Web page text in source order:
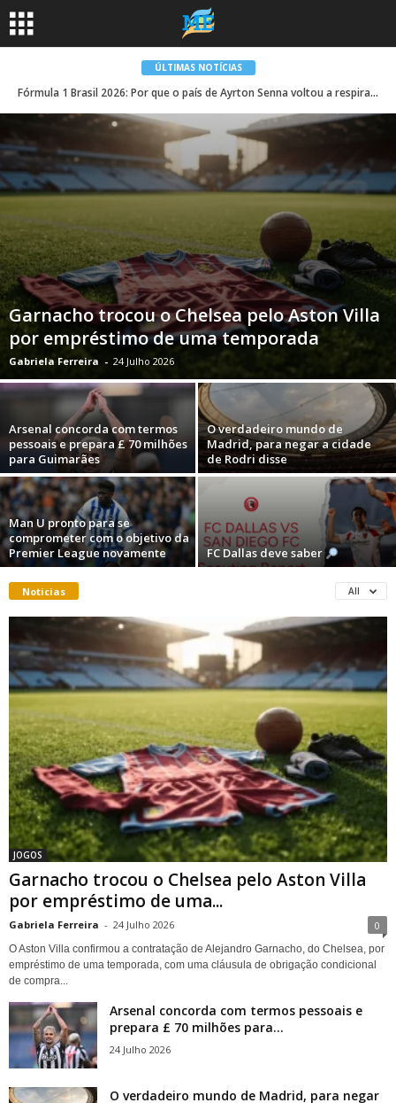
ÚLTIMAS NOTÍCIAS
Fórmula 1 Brasil 2026: Por que o país de Ayrton Senna voltou a respirar velocidade
Garnacho trocou o Chelsea pelo Aston Villa
por empréstimo de uma temporada
Gabriela Ferreira - 24 Julho 2026
Arsenal concorda com termos
pessoais e prepara £ 70 milhões
para Guimarães
O verdadeiro mundo de
Madrid, para negar a cidade
de Rodri disse
Man U pronto para se
comprometer com o objetivo da
Premier League novamente
FC Dallas deve saber
Noticias All
JOGOS
Garnacho trocou o Chelsea pelo Aston Villa
por empréstimo de uma...
Gabriela Ferreira - 24 Julho 2026 0
O Aston Villa confirmou a contratação de Alejandro Garnacho, do Chelsea, por
empréstimo de uma temporada, com uma cláusula de obrigação condicional
de compra...
Arsenal concorda com termos pessoais e
prepara £ 70 milhões para...
24 Julho 2026
O verdadeiro mundo de Madrid, para negar